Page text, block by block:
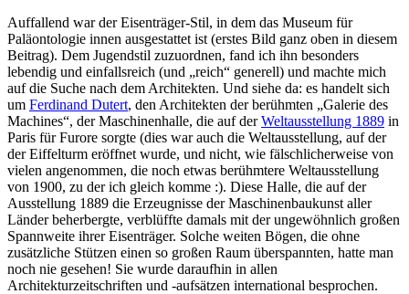
Auffallend war der Eisenträger-Stil, in dem das Museum für
Paläontologie innen ausgestattet ist (erstes Bild ganz oben in diesem
Beitrag). Dem Jugendstil zuzuordnen, fand ich ihn besonders
lebendig und einfallsreich (und „reich“ generell) und machte mich
auf die Suche nach dem Architekten. Und siehe da: es handelt sich
um Ferdinand Dutert, den Architekten der berühmten „Galerie des
Machines“, der Maschinenhalle, die auf derWeltausstellung 1889 in
Paris für Furore sorgte (dies war auch die Weltausstellung, auf der
der Eiffelturm eröffnet wurde, und nicht, wie fälschlicherweise von
vielen angenommen, die noch etwas berühmtere Weltausstellung
von 1900, zu der ich gleich komme :). Diese Halle, die auf der
Ausstellung 1889 die Erzeugnisse der Maschinenbaukunst aller
Länder beherbergte, verblüffte damals mit der ungewöhnlich großen
Spannweite ihrer Eisenträger. Solche weiten Bögen, die ohne
zusätzliche Stützen einen so großen Raum überspannten, hatte man
noch nie gesehen! Sie wurde daraufhin in allen
Architekturzeitschriften und -aufsätzen international besprochen.